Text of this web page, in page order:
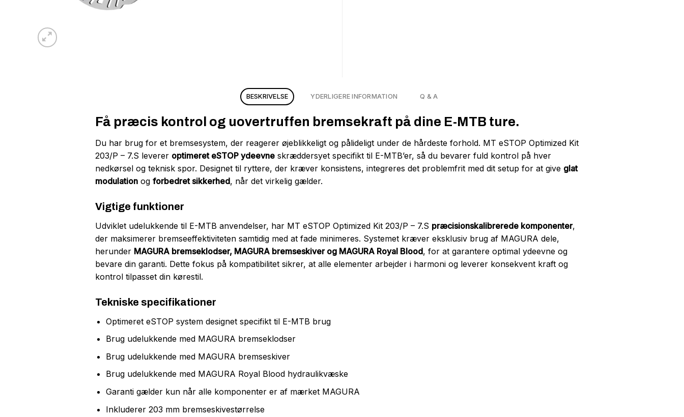
BESKRIVELSE YDERLIGERE INFORMATION Q & A
Få præcis kontrol og uovertruffen bremsekraft på dine E-MTB ture.
Du har brug for et bremsesystem, der reagerer øjeblikkeligt og pålideligt under de hårdeste forhold. MT eSTOP Optimized Kit
203/P – 7.S leverer optimeret eSTOP ydeevne skræddersyet specifikt til E-MTB’er, så du bevarer fuld kontrol på hver
nedkørsel og teknisk spor. Designet til ryttere, der kræver konsistens, integreres det problemfrit med dit setup for at give glat
modulation og forbedret sikkerhed, når det virkelig gælder.
Vigtige funktioner
Udviklet udelukkende til E-MTB anvendelser, har MT eSTOP Optimized Kit 203/P – 7.S præcisionskalibrerede komponenter,
der maksimerer bremseeffektiviteten samtidig med at fade minimeres. Systemet kræver eksklusiv brug af MAGURA dele,
herunder MAGURA bremseklodser, MAGURA bremseskiver og MAGURA Royal Blood, for at garantere optimal ydeevne og
bevare din garanti. Dette fokus på kompatibilitet sikrer, at alle elementer arbejder i harmoni og leverer konsekvent kraft og
kontrol tilpasset din kørestil.
Tekniske specifikationer
Optimeret eSTOP system designet specifikt til E-MTB brug
Brug udelukkende med MAGURA bremseklodser
Brug udelukkende med MAGURA bremseskiver
Brug udelukkende med MAGURA Royal Blood hydraulikvæske
Garanti gælder kun når alle komponenter er af mærket MAGURA
Inkluderer 203 mm bremseskivestørrelse